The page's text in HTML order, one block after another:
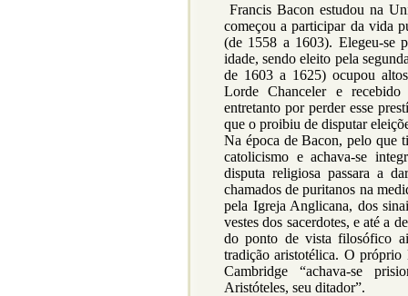
Francis Bacon estudou na
começou a participar da vida
(de 1558 a 1603). Elegeu-se
idade, sendo eleito pela
de 1603 a 1625) ocupou
Lorde Chanceler e
entretanto por perder esse
que o proibiu de disputar
Na época de Bacon, pelo que
catolicismo e achava-se
disputa religiosa passara a
chamados de puritanos na
pela Igreja Anglicana, dos
vestes dos sacerdotes, e até a
do ponto de vista filosófico
tradição aristotélica. O
Cambridge “achava-se
Aristóteles, seu ditador”.